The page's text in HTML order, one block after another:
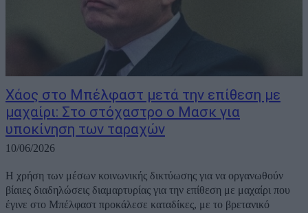
Χάος στο Μπέλφαστ μετά την επίθεση με
μαχαίρι: Στο στόχαστρο ο Μασκ για
υποκίνηση των ταραχών
10/06/2026
Η χρήση των μέσων κοινωνικής δικτύωσης για να οργανωθούν
βίαιες διαδηλώσεις διαμαρτυρίας για την επίθεση με μαχαίρι που
έγινε στο Μπέλφαστ προκάλεσε καταδίκες, με το βρετανικό